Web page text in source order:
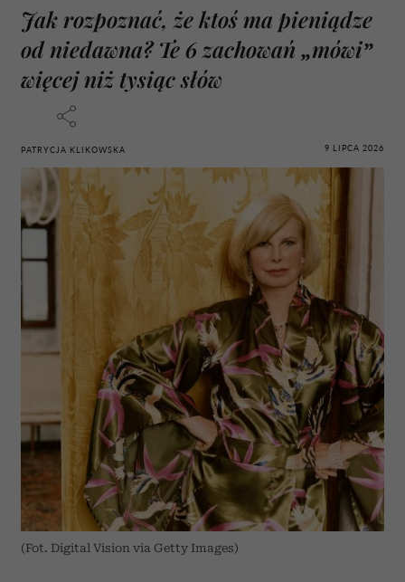
Jak rozpoznać, że ktoś ma pieniądze
od niedawna? Te 6 zachowań „mówi”
więcej niż tysiąc słów
PATRYCJA KLIKOWSKA 9 LIPCA 2026
(Fot. Digital Vision via Getty Images)